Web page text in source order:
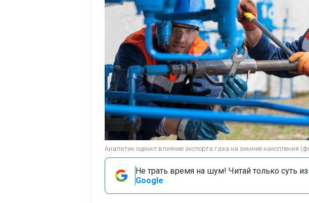
Аналитик оценил влияние экспорта газа на зимние накопления
Не трать время на шум! Читай только суть из
Google